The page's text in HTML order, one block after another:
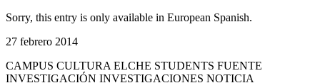
Sorry, this entry is only available in European Spanish.
27 febrero 2014
CAMPUS CULTURA ELCHE STUDENTS FUENTE
INVESTIGACIÓN INVESTIGACIONES NOTICIA